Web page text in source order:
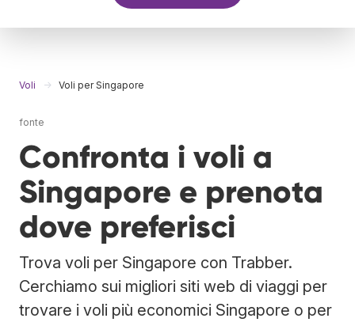
Voli Voli per Singapore
fonte
Confronta i voli a
Singapore e prenota
dove preferisci
Trova voli per Singapore con Trabber.
Cerchiamo sui migliori siti web di viaggi per
trovare i voli più economici Singapore o per